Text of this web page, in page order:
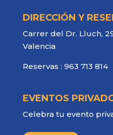
DIRECCIÓN Y
Carrer del Dr. Lluch,
Valencia
Reservas : 963 713 814
EVENTOS
Celebra tu evento